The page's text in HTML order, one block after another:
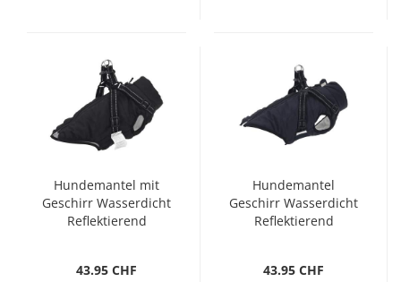
Hundemantel mit
Geschirr Wasserdicht
Reflektierend
43.95 CHF
Hundemantel
Geschirr Wasserdicht
Reflektierend
43.95 CHF